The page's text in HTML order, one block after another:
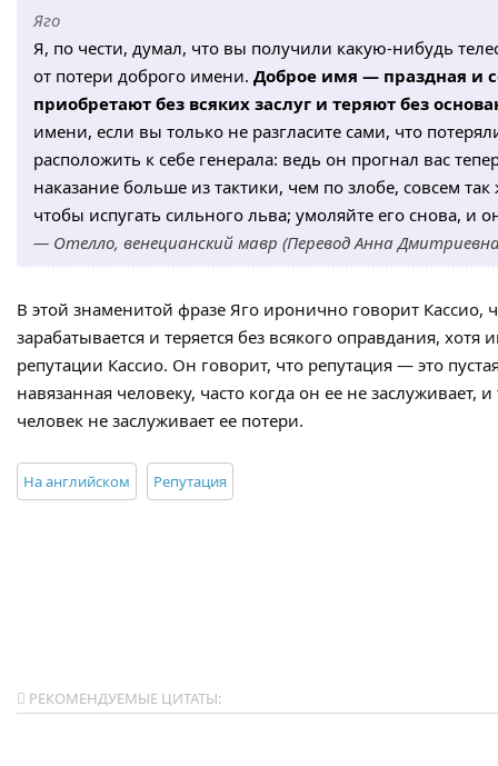
Яго
Я, по чести, думал, что вы получили какую-нибудь
от потери доброго имени. Доброе имя — праздная и
приобретают без всяких заслуг и теряют без
имени, если вы только не разгласите сами, что
расположить к себе генерала: ведь он прогнал вас
наказание больше из тактики, чем по злобе, совсем
чтобы испугать сильного льва; умоляйте его снова, и
— Отелло, венецианский мавр (Перевод Анна
В этой знаменитой фразе Яго иронично говорит Кассио,
зарабатывается и теряется без всякого оправдания,
репутации Кассио. Он говорит, что репутация — это
навязанная человеку, часто когда он ее не заслуживает,
человек не заслуживает ее потери.
На английском Репутация
РЕКОМЕНДУЕМЫЕ ЦИТАТЫ: